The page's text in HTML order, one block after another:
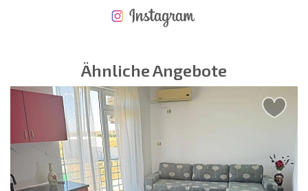
Ähnliche Angebote